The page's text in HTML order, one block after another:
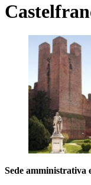
Sede amministrativa